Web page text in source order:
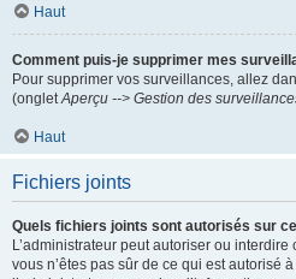
Haut
Comment puis-je supprimer mes
Pour supprimer vos surveillances, allez
(ongletAperçu --> Gestion des
Haut
Fichiers joints
Quels fichiers joints sont autorisés sur
L’administrateur peut autoriser ou
vous n’êtes pas sûr de ce qui est autorisé